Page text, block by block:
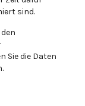
sind.
Sie die Daten